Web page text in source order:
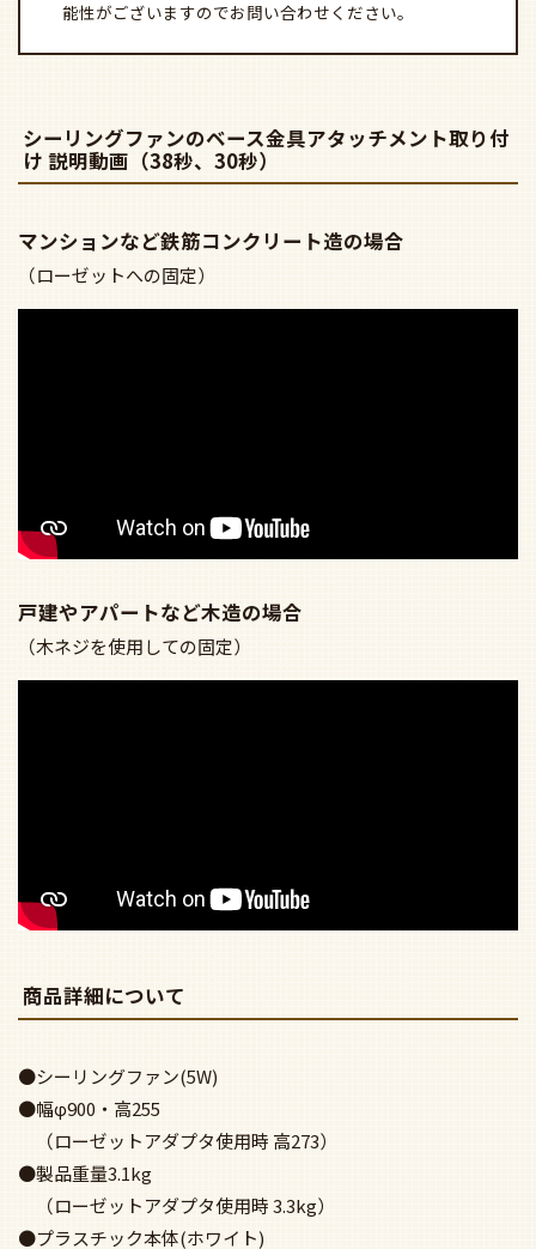
能性がございますのでお問い合わせください。
シーリングファンのベース金具アタッチメント取り付
け 説明動画（38秒、30秒）
マンションなど鉄筋コンクリート造の場合
（ローゼットへの固定）
戸建やアパートなど木造の場合
（木ネジを使用しての固定）
商品詳細について
●シーリングファン(5W)
●幅φ900・高255
（ローゼットアダプタ使用時 高273）
●製品重量3.1kg
（ローゼットアダプタ使用時 3.3kg）
●プラスチック本体(ホワイト)